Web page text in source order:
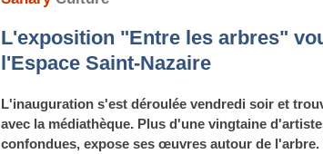
L'exposition "Entre les arbres"
l'Espace Saint-Nazaire
L'inauguration s'est déroulée vendredi soir et
avec la médiathèque. Plus d'une vingtaine
confondues, expose ses œuvres autour de